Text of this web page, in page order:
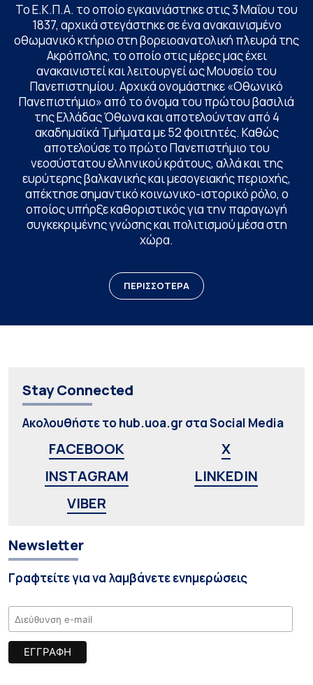
Το Ε.Κ.Π.Α. το οποίο εγκαινιάστηκε στις 3 Μαΐου του
1837, αρχικά στεγάστηκε σε ένα ανακαινισμένο
οθωμανικό κτήριο στη βορειοανατολική πλευρά της
Ακρόπολης, το οποίο στις μέρες μας έχει
ανακαινιστεί και λειτουργεί ως Μουσείο του
Πανεπιστημίου. Αρχικά ονομάστηκε «Οθωνικό
Πανεπιστήμιο» από το όνομα του πρώτου βασιλιά
της Ελλάδας Όθωνα και αποτελούνταν από 4
ακαδημαϊκά Τμήματα με 52 φοιτητές. Καθώς
αποτελούσε το πρώτο Πανεπιστήμιο του
νεοσύστατου ελληνικού κράτους, αλλά και της
ευρύτερης βαλκανικής και μεσογειακής περιοχής,
απέκτησε σημαντικό κοινωνικο-ιστορικό ρόλο, ο
οποίος υπήρξε καθοριστικός για την παραγωγή
συγκεκριμένης γνώσης και πολιτισμού μέσα στη
χώρα.
ΠΕΡΙΣΣΟΤΕΡΑ
Stay Connected
Ακολουθήστε το hub.uoa.gr στα Social Media
FACEBOOK
X
INSTAGRAM
LINKEDIN
VIBER
Newsletter
Γραφτείτε για να λαμβάνετε ενημερώσεις